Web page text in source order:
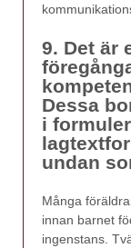
9. Det är
Dessa
i
undan
Många
innan barnet
ingenstans.